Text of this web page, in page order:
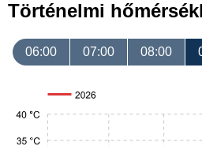
Történelmi
06:00 07:00 08:00